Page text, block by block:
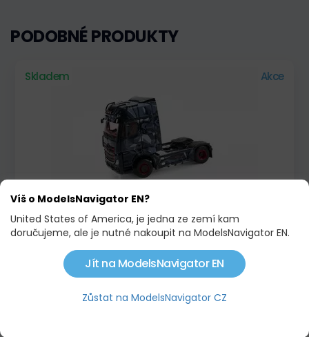
PODOBNÉ PRODUKTY
Skladem Akce
MERCEDES ACTROS GIGASPACE 4X2 ACTROS
WOLF
3 440,00 KČ 2 525,00 KČ
Víš o ModelsNavigator EN?
United States of America, je jedna ze zemí kam
doručujeme, ale je nutné nakoupit na ModelsNavigator EN.
Jít na ModelsNavigator EN
Zůstat na ModelsNavigator CZ